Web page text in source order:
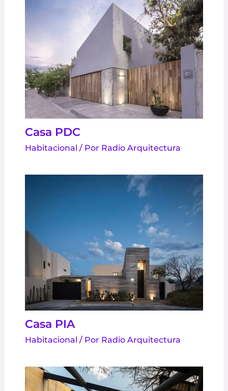
Casa PDC
Habitacional / Por Radio Arquitectura
Casa PIA
Habitacional / Por Radio Arquitectura